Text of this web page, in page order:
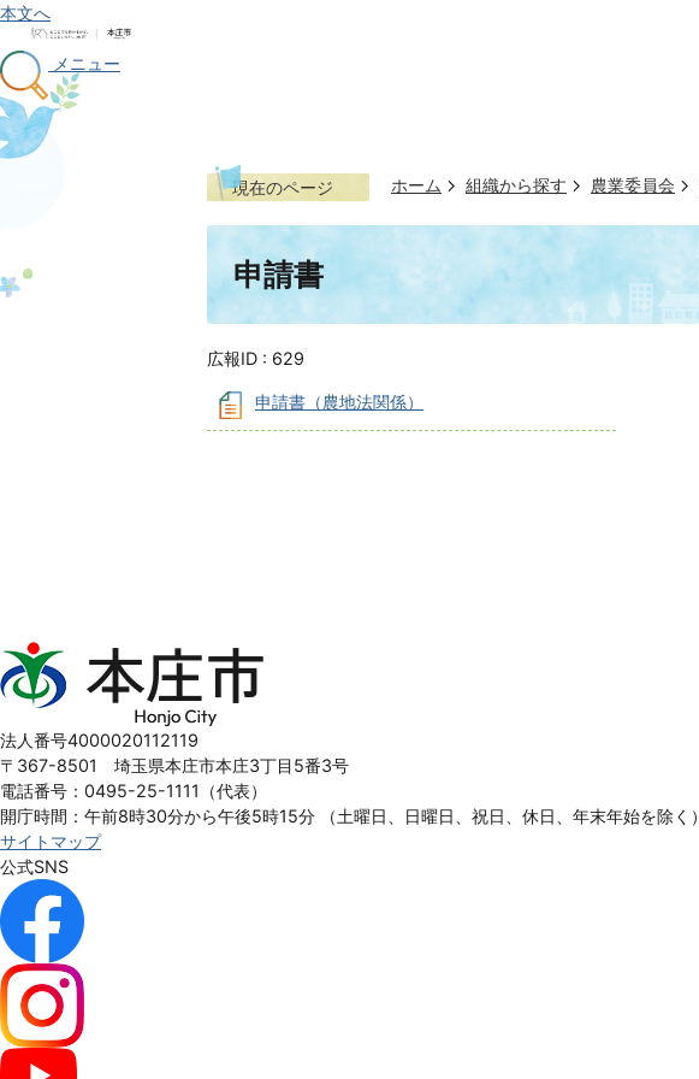
本文へ
メニュー
現在のページ ホーム 組織から探す 農業委員会
申請書
広報ID : 629
申請書（農地法関係）
本
庄
Honjo
City
法人番号4000020112119
〒367-8501 埼玉県本庄市本庄3丁目5番3号
電話番号：0495-25-1111（代表）
開庁時間：午前8時30分から午後5時15分
（土曜日、日曜日、祝日、休日、年末年始を除く）
サイトマップ
公式SNS